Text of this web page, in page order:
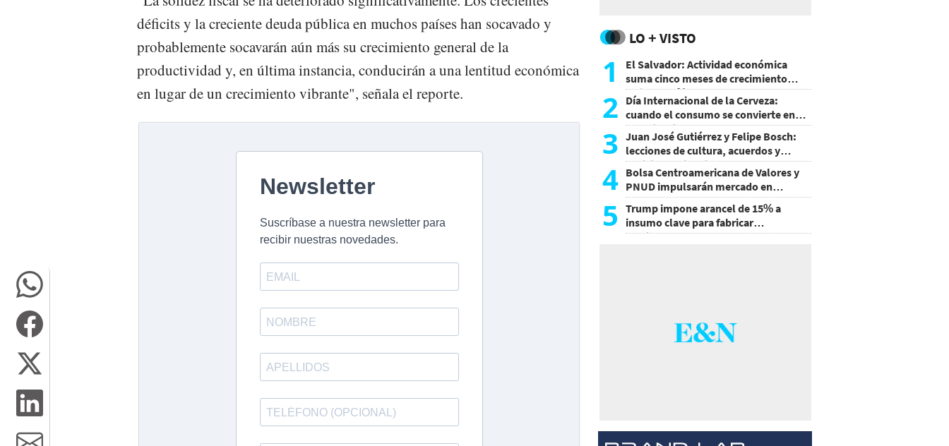
déficits y la creciente deuda pública en muchos países han socavado y
probablemente socavarán aún más su crecimiento general de la
productividad y, en última instancia, conducirán a una lentitud económica
en lugar de un crecimiento vibrante", señala el reporte.
LO + VISTO
1
El Salvador: Actividad económica
suma cinco meses de crecimiento
arriba de 4%
2 Día Internacional de la Cerveza:
cuando el consumo se convierte en
experiencia
3 Juan José Gutiérrez y Felipe Bosch:
lecciones de cultura, acuerdos y
decisiones sin miedo
4 Bolsa Centroamericana de Valores y
PNUD impulsarán mercado en
Honduras
5
Trump impone arancel de 15% a
insumo clave para fabricar
semiconductores y paneles